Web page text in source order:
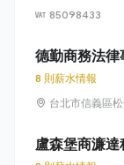
85098433
德勤商務法律
8 則薪水情報
台北市信義區
盧森堡商濂達